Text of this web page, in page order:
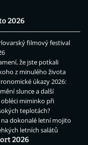
2026
filmový festival
že jste potkali
z minulého života
úkazy 2026:
slunce a další
obléci miminko při
teplotách?
na dokonalé letní mojito
letních salátů
2026